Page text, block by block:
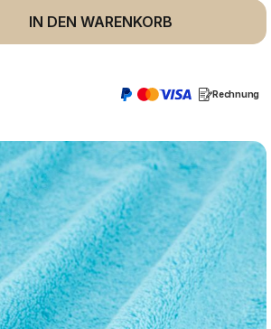
Gib den gewünschten
IN DEN WARENKORB
Rechnung